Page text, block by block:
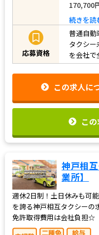
170,700
続きを読
応募資格
普通自動
タクシ
を会社で
この求人に
こ
神戸相
業所】
週休2日制！土日休みも可
を誇る神戸相互タクシーの
免許取得費用は会社負担☆